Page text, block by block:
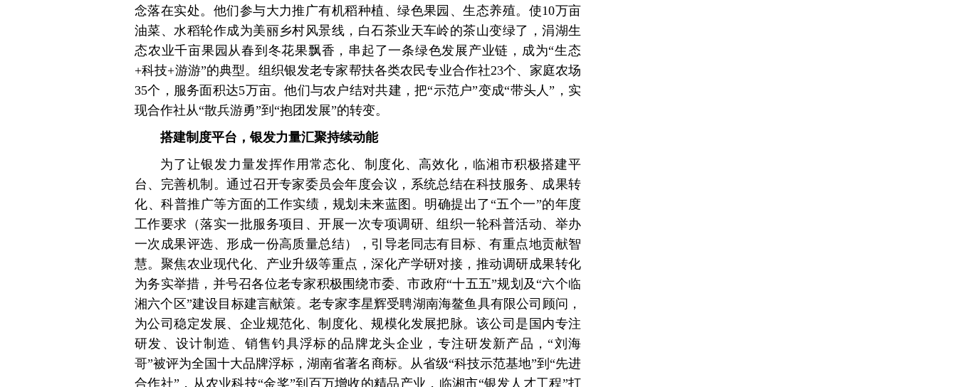
念落在实处。他们参与大力推广有机稻种植、绿色果园、生态养殖。使10万亩
油菜、水稻轮作成为美丽乡村风景线，白石茶业天车岭的茶山变绿了，涓湖生
态农业千亩果园从春到冬花果飘香，串起了一条绿色发展产业链，成为“生态
+科技+游游”的典型。组织银发老专家帮扶各类农民专业合作社23个、家庭农场
35个，服务面积达5万亩。他们与农户结对共建，把“示范户”变成“带头人”，实
现合作社从“散兵游勇”到“抱团发展”的转变。
搭建制度平台，银发力量汇聚持续动能
为了让银发力量发挥作用常态化、制度化、高效化，临湘市积极搭建平
台、完善机制。通过召开专家委员会年度会议，系统总结在科技服务、成果转
化、科普推广等方面的工作实绩，规划未来蓝图。明确提出了“五个一”的年度
工作要求（落实一批服务项目、开展一次专项调研、组织一轮科普活动、举办
一次成果评选、形成一份高质量总结），引导老同志有目标、有重点地贡献智
慧。聚焦农业现代化、产业升级等重点，深化产学研对接，推动调研成果转化
为务实举措，并号召各位老专家积极围绕市委、市政府“十五五”规划及“六个临
湘六个区”建设目标建言献策。老专家李星辉受聘湖南海鳌鱼具有限公司顾问，
为公司稳定发展、企业规范化、制度化、规模化发展把脉。该公司是国内专注
研发、设计制造、销售钓具浮标的品牌龙头企业，专注研发新产品，“刘海
哥”被评为全国十大品牌浮标，湖南省著名商标。从省级“科技示范基地”到“先进
合作社”，从农业科技“金奖”到百万增收的精品产业，临湘市“银发人才工程”打